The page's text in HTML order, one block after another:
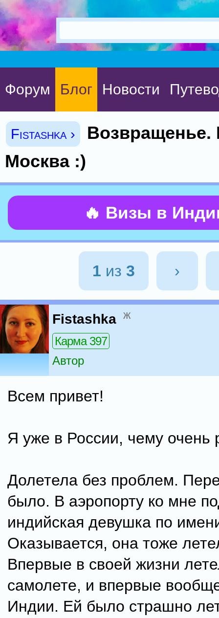
Форум Блог Новости
Fistashka ›
Возвращенье.
Москва :)
🔥 Визы в
1 из 3 ›
Fistashka ж
Карма 397
Автор
Всем привет!
Я уже в России, чему очень
Долетела без проблем.
было. В аэропорту ко мне
индийская девушка по
Оказывается, она тоже
Впервые в своей жизни
самолете, и впервые
Индии. Ей было страшно